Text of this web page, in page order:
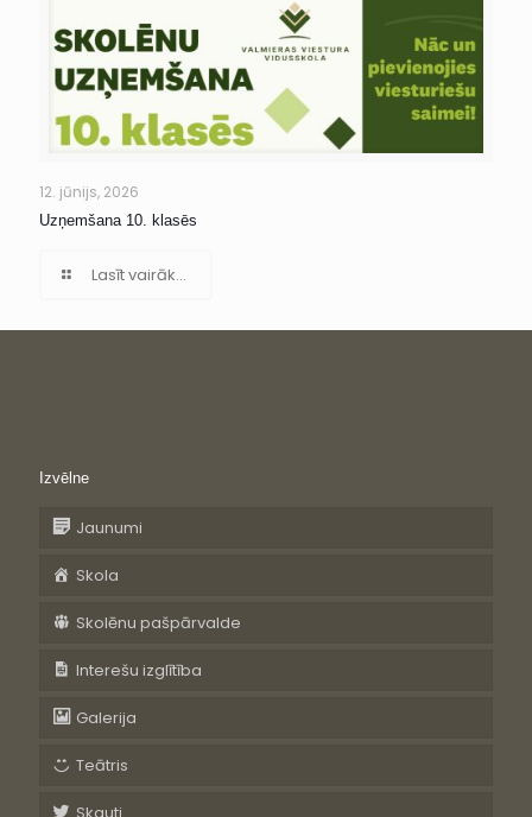
12. jūnijs, 2026
Uzņemšana 10. klasēs
Lasīt vairāk...
Izvēlne
Jaunumi
Skola
Skolēnu pašpārvalde
Interešu izglītība
Galerija
Teātris